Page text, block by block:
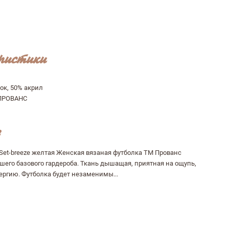
50% акрил
breeze желтая Женская вязаная футболка ТМ Прованс
базового гардероба. Ткань дышащая, приятная на ощупь,
Футболка будет незаменимы...